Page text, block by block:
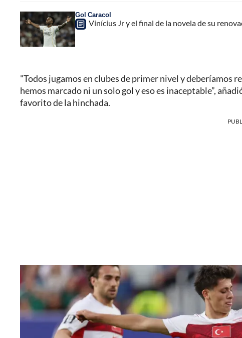
Gol Caracol
Vinícius Jr y el final de la novela de su
"Todos jugamos en clubes de primer nivel y deberíamos
hemos marcado ni un solo gol y eso es inaceptable”,
favorito de la hinchada.